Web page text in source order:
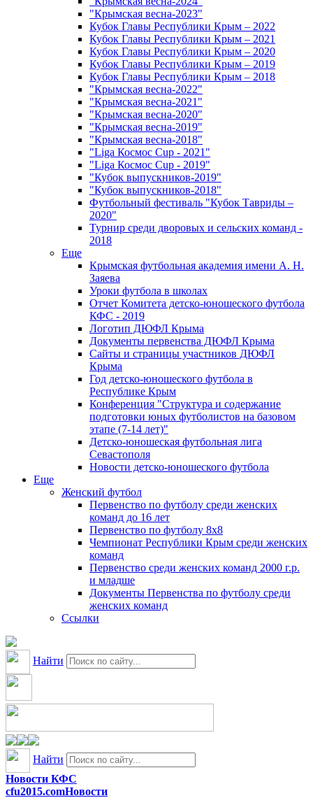
"Крымская весна-2023"
Кубок Главы Республики Крым – 2022
Кубок Главы Республики Крым – 2021
Кубок Главы Республики Крым – 2020
Кубок Главы Республики Крым – 2019
Кубок Главы Республики Крым – 2018
"Крымская весна-2022"
"Крымская весна-2021"
"Крымская весна-2020"
"Крымская весна-2019"
"Крымская весна-2018"
"Liga Космос Cup - 2021"
"Liga Космос Cup - 2019"
"Кубок выпускников-2019"
"Кубок выпускников-2018"
Футбольный фестиваль "Кубок Тавриды –
2020"
Турнир среди дворовых и сельских команд -
2018
Еще
Крымская футбольная академия имени А. Н.
Заяева
Уроки футбола в школах
Отчет Комитета детско-юношеского футбола
КФС - 2019
Логотип ДЮФЛ Крыма
Документы первенства ДЮФЛ Крыма
Сайты и страницы участников ДЮФЛ
Крыма
Год детско-юношеского футбола в
Республике Крым
Конференция "Структура и содержание
подготовки юных футболистов на базовом
этапе (7-14 лет)"
Детско-юношеская футбольная лига
Севастополя
Новости детско-юношеского футбола
Еще
Женский футбол
Первенство по футболу среди женских
команд до 16 лет
Первенство по футболу 8х8
Чемпионат Республики Крым среди женских
команд
Первенство среди женских команд 2000 г.р.
и младше
Документы Первенства по футболу среди
женских команд
Ссылки
Найти
Найти
Новости КФС
cfu2015.comНовости